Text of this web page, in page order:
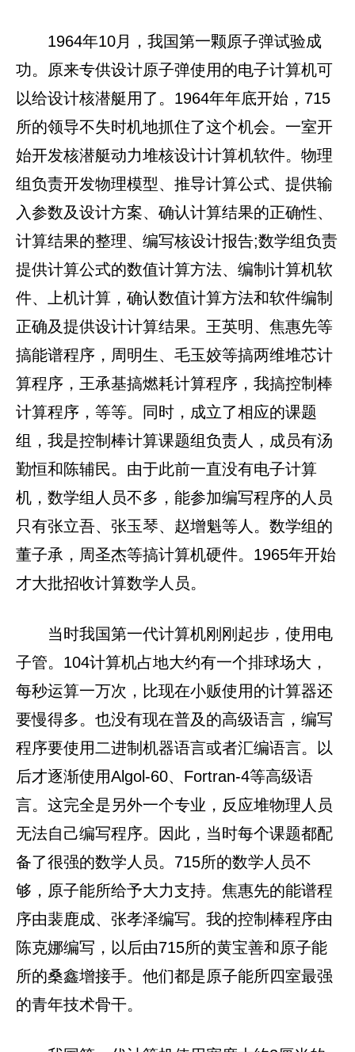
1964年10月，我国第一颗原子弹试验成
功。原来专供设计原子弹使用的电子计算机可
以给设计核潜艇用了。1964年年底开始，715
所的领导不失时机地抓住了这个机会。一室开
始开发核潜艇动力堆核设计计算机软件。物理
组负责开发物理模型、推导计算公式、提供输
入参数及设计方案、确认计算结果的正确性、
计算结果的整理、编写核设计报告;数学组负责
提供计算公式的数值计算方法、编制计算机软
件、上机计算，确认数值计算方法和软件编制
正确及提供设计计算结果。王英明、焦惠先等
搞能谱程序，周明生、毛玉姣等搞两维堆芯计
算程序，王承基搞燃耗计算程序，我搞控制棒
计算程序，等等。同时，成立了相应的课题
组，我是控制棒计算课题组负责人，成员有汤
勤恒和陈辅民。由于此前一直没有电子计算
机，数学组人员不多，能参加编写程序的人员
只有张立吾、张玉琴、赵增魁等人。数学组的
董子承，周圣杰等搞计算机硬件。1965年开始
才大批招收计算数学人员。
当时我国第一代计算机刚刚起步，使用电
子管。104计算机占地大约有一个排球场大，
每秒运算一万次，比现在小贩使用的计算器还
要慢得多。也没有现在普及的高级语言，编写
程序要使用二进制机器语言或者汇编语言。以
后才逐渐使用Algol-60、Fortran-4等高级语
言。这完全是另外一个专业，反应堆物理人员
无法自己编写程序。因此，当时每个课题都配
备了很强的数学人员。715所的数学人员不
够，原子能所给予大力支持。焦惠先的能谱程
序由裴鹿成、张孝泽编写。我的控制棒程序由
陈克娜编写，以后由715所的黄宝善和原子能
所的桑鑫增接手。他们都是原子能所四室最强
的青年技术骨干。